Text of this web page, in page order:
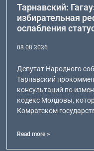
Тарнавский:
избирательная
ослабления
08.08.2026
Депутат Народного
Тарнавский
консультаций по
кодекс Молдовы,
Комратском
Read more >